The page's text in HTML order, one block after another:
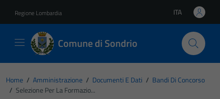
Regione Lombardia Lingua attiva:
ITA
Comune di Sondrio
Home / Amministrazione / Documenti E Dati / Bandi Di Concorso
/ Selezione Per La Formazio...